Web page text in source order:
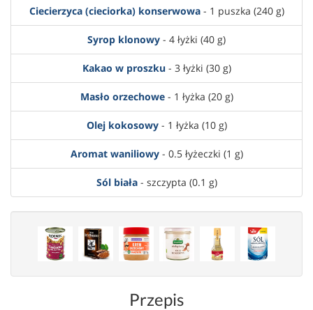
Ciecierzyca (cieciorka) konserwowa- 1 puszka (240 g)
Syrop klonowy - 4 łyżki (40 g)
Kakao w proszku- 3 łyżki (30 g)
Masło orzechowe- 1 łyżka (20 g)
Olej kokosowy- 1 łyżka (10 g)
Aromat waniliowy- 0.5 łyżeczki (1 g)
Sól biała- szczypta (0.1 g)
Przepis